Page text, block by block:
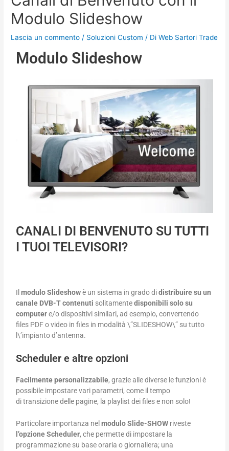
Modulo Slideshow
Lascia un commento / Soluzioni Custom / DiWeb Sartori Trade
Modulo Slideshow
CANALI DI BENVENUTO SU TUTTI
I TUOI TELEVISORI?
Ilmodulo Slideshowè un sistema in grado didistribuire su un
canale DVB-Tcontenuti solitamentedisponibili solo su
computere/o dispositivi similari, ad esempio, convertendo
files PDF o video in files in modalità \”SLIDESHOW\” su tutto
l\’impianto d’antenna.
Scheduler e altre opzioni
Facilmente personalizzabile, grazie alle diverse le funzioni è
possibile impostare vari parametri, come il tempo
di transizione delle pagine, la playlist dei files e non solo!
Particolare importanza nelmodulo Slide-SHOW riveste
l’opzione Scheduler, che permette di impostare la
programmazione su base oraria o giornaliera; una